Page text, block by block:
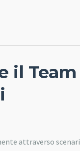
il Team
attraverso scenari